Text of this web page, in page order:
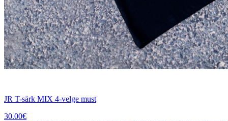
JR T-särk MIX 4-velge must
30.00€